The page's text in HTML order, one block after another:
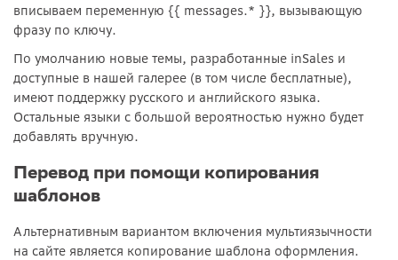
вписываем переменную {{ messages.* }}, вызывающую
фразу по ключу.
По умолчанию новые темы, разработанные inSales и
доступные в нашей галерее (в том числе бесплатные),
имеют поддержку русского и английского языка.
Остальные языки с большой вероятностью нужно будет
добавлять вручную.
Перевод при помощи копирования
шаблонов
Альтернативным вариантом включения мультиязычности
на сайте является копирование шаблона оформления.